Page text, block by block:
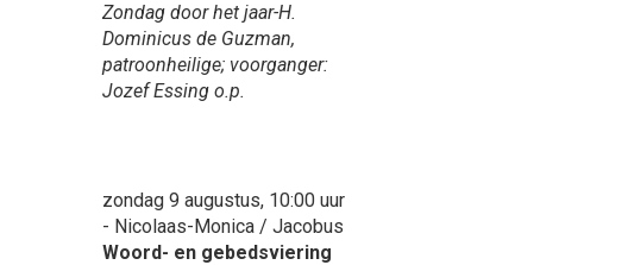
Zondag door het jaar-H.
Dominicus de Guzman,
patroonheilige; voorganger:
Jozef Essing o.p.
zondag 9 augustus, 10:00 uur
- Nicolaas-Monica / Jacobus
Woord- en gebedsviering